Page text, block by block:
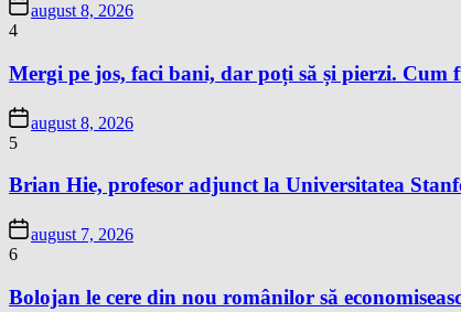
august 8, 2026
4
Mergi pe jos, faci bani, dar poți să și pierzi. Cum
august 8, 2026
5
Brian Hie, profesor adjunct la Universitatea
august 7, 2026
6
Bolojan le cere din nou românilor să